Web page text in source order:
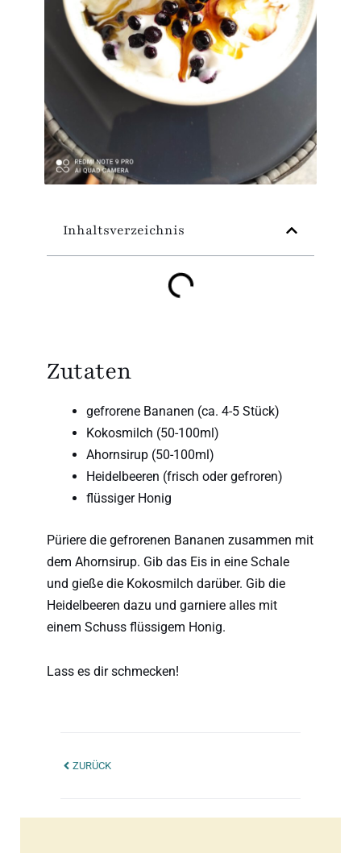
Inhaltsverzeichnis
Zutaten
gefrorene Bananen (ca. 4-5 Stück)
Kokosmilch (50-100ml)
Ahornsirup (50-100ml)
Heidelbeeren (frisch oder gefroren)
flüssiger Honig
Püriere die gefrorenen Bananen zusammen mit
dem Ahornsirup. Gib das Eis in eine Schale
und gieße die Kokosmilch darüber. Gib die
Heidelbeeren dazu und garniere alles mit
einem Schuss flüssigem Honig.
Lass es dir schmecken!
ZURÜCK